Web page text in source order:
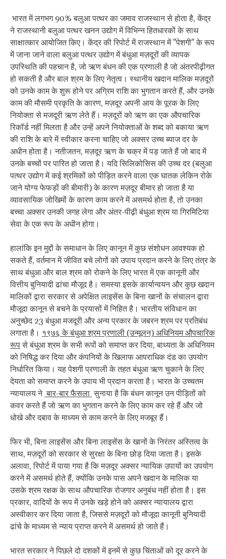
भारत में लगभग 90% बलुआ पत्थर का जमाव राजस्थान से होता है, केंद्र
ने राजस्थानी बलुआ पत्थर खनन उद्योग में विभिन्न हितधारकों के साथ
साक्षात्कार आयोजित किए। केंद्र की रिपोर्ट में राजस्थान में "पेशगी" के रूप
में जाना जाने वाला बलुआ पत्थर उद्योग में बंधुआ मज़दूरों की व्यापक
उपस्थिति की पहचान है, जो ऋण बंधन की एक प्रणाली है जो अंतरपीढ़ीगत
हो सकती है और बाल श्रम के लिए नेतृत्व। स्थानीय खदान मालिक मज़दूरों
को उनके काम के शुरू होने पर अग्रिम राशि का भुगतान करते हैं, और उनके
काम की मौसमी प्रकृति के कारण, मज़दूर अपनी आय के पूरक के लिए
नियोक्ता से मजदूरी ऋण लेते हैं। मज़दूरों को ऋण का एक औपचारिक
रिकॉर्ड नहीं मिलता है और उन्हें अपने नियोक्ताओं के शब्द को बकाया ऋण
की राशि के बारे में स्वीकार करना चाहिए जो अक्सर उच्च ब्याज दर के
अधीन होता है। नतीजतन, मज़दूर ऋण के चक्र में पड़ जाते हैं जो बाद में
उनके बच्चों पर पारित हो जाता है। यदि सिलिकोसिस की उच्च दर (बलुआ
पत्थर उद्योग में कई श्रमिकों को पीड़ित करने वाला एक घातक लेकिन रोके
जाने योग्य फेफड़ों की बीमारी) के कारण मज़दूर बीमार हो जाता है या
व्यावसायिक जोखिमों के कारण काम करने में असमर्थ होता है, तो उनका
बच्चा अक्सर उनकी जगह लेगा और अंतर-पीढ़ी बंधुआ श्रम या गिरमिटिया
सेवा के एक रूप के अधीन होगा।
हालांकि इन मुद्दों के समाधान के लिए कानून में कुछ संशोधन आवश्यक हो
सकते हैं, वर्तमान में जीवित बचे लोगों को उपाय प्रदान करने के लिए तंत्र के
साथ बंधुआ और बाल श्रम को रोकने के लिए भारत में एक कानूनी और
वित्तीय बुनियादी ढांचा मौजूद है। समस्या इसके कार्यान्वयन और कुछ खदान
मालिकों द्वारा सरकार से अपेक्षित लाइसेंस के बिना खानों के संचालन द्वारा
मौजूदा कानून से बचने के प्रयासों में निहित है। भारतीय संविधान का
अनुच्छेद 23 बंधुआ मजदूरी और अन्य प्रकार के जबरन श्रम पर प्रतिबंध
लगाता है। १९७६ के बंधुआ श्रम प्रणाली (उन्मूलन) अधिनियम औपचारिक
रूपसे बंधुआ श्रम के सभी रूपों को समाप्त कर दिया, बाध्यता के अधिनियम
को निषिद्ध कर दिया और कंपनियों के खिलाफ आपराधिक दंड का उपयोग
निर्धारित किया। यह पेशगी प्रणाली के तहत बंधुआ ऋण चुकाने के लिए
देयता को समाप्त करने के उपाय भी प्रदान करता है। भारत के उच्चतम
न्यायालय ने बार-बार फैसला सुनाया है कि बंधन कानून उन पीड़ितों को
कवर करते हैं जो ऋण का भुगतान करने के लिए काम कर रहे हैं और जो
धोखे और दबाव के माध्यम से काम करने के लिए मजबूर हैं।
फिर भी, बिना लाइसेंस और बिना लाइसेंस के खानों के निरंतर अस्तित्व के
साथ, मज़दूरों को सरकार से सुरक्षा के बिना छोड़ दिया जाता है। इसके
अलावा, रिपोर्ट में पाया गया है कि मज़दूर अक्सर न्यायिक उपायों का उपयोग
करने में असमर्थ होते हैं, क्योंकि उनके पास अपने खदान के मालिक या
उसके श्रम रक्षक के साथ औपचारिक रोजगार अनुबंध नहीं होता है। इस
प्रकार, वादियों के रूप में उनके खड़े होने को अक्सर न्यायालय द्वारा
अस्वीकार कर दिया जाता है, जिससे मज़दूरों को मौजूदा कानूनी बुनियादी
ढांचे के माध्यम से न्याय प्राप्त करने में असमर्थ हो जाते हैं।
भारत सरकार ने पिछले दो दशकों में इनमें से कुछ चिंताओं को दूर करने के